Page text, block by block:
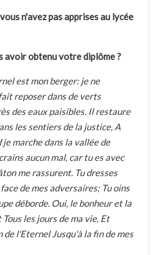
n'avez pas apprises au lycée
avoir obtenu votre diplôme ?
est mon berger: je ne
reposer dans de verts
des eaux paisibles. Il restaure
les sentiers de la justice, A
je marche dans la vallée de
aucun mal, car tu es avec
me rassurent. Tu dresses
de mes adversaires; Tu oins
déborde. Oui, le bonheur et la
les jours de ma vie, Et
l'Eternel Jusqu'à la fin de mes